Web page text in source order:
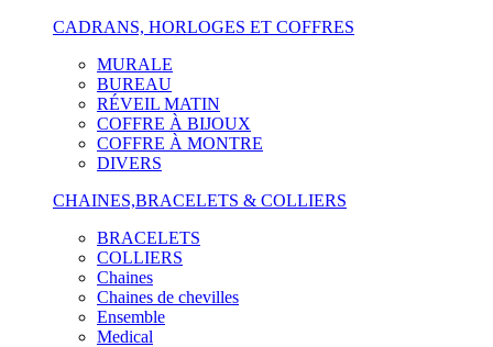
CADRANS, HORLOGES ET COFFRES
MURALE
BUREAU
RÉVEIL MATIN
COFFRE À BIJOUX
COFFRE À MONTRE
DIVERS
CHAINES,BRACELETS & COLLIERS
BRACELETS
COLLIERS
Chaines
Chaines de chevilles
Ensemble
Medical